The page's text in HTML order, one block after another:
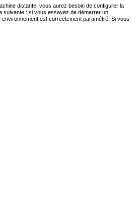
distante, vous aurez besoin de configurer la
suivante : si vous essayez de démarrer un
est correctement paramétré. Si vous